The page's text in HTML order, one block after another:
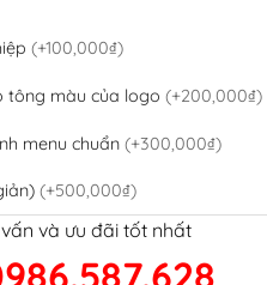
(+100,000₫)
tông màu của logo (+200,000₫)
menu chuẩn (+300,000₫)
(+500,000₫)
hàng(+100,000₫)
và ưu đãi tốt nhất